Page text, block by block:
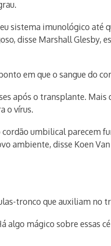
sistema imunológico até
disse Marshall Glesby,
em que o sangue do
após o transplante. Mais
o vírus.
umbilical parecem
ambiente, disse Koen
tronco que auxiliam no
mágico sobre essas